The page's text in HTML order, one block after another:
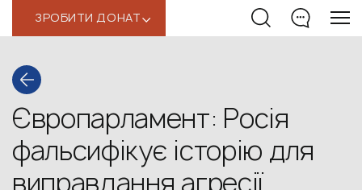
ЗРОБИТИ ДОНАТ‹
Європарламент: Росія
фальсифікує історію для
виправдання агресії